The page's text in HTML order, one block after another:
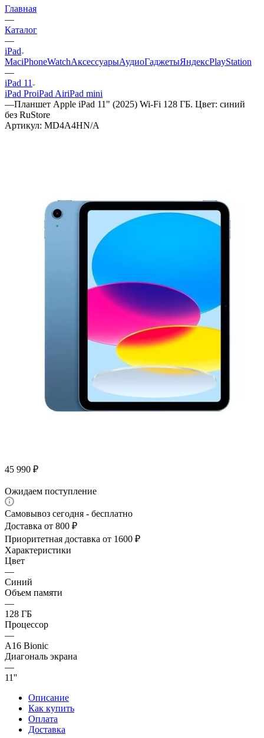
Главная
—
Каталог
—
iPad
MaciPhoneWatchАксессуарыАудиоГаджетыЯндексPlayStation
—
iPad 11
iPad ProiPad AiriPad mini
—Планшет Apple iPad 11" (2025) Wi-Fi 128 ГБ. Цвет: синий
без RuStore
Артикул: MD4A4HN/A
45 990 ₽
Ожидаем поступление
Самовывоз сегодня - бесплатно
Доставка от 800 ₽
Приоритетная доставка от 1600 ₽
Характеристики
Цвет
—
Синий
Объем памяти
—
128 ГБ
Процессор
—
A16 Bionic
Диагональ экрана
—
11''
Описание
Как купить
Оплата
Доставка